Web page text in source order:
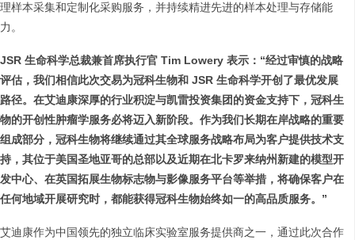
理样本采集和定制化采购服务，并持续精进先进的样本处理与存储能
力。
JSR 生命科学总裁兼首席执行官 Tim Lowery 表示：“经过审慎的战略
评估，我们相信此次交易为冠科生物和 JSR 生命科学开创了最优发展
路径。在艾迪康深厚的行业积淀与凯雷投资集团的资金支持下，冠科生
物的开创性肿瘤学服务必将迈入新阶段。作为我们长期在岸战略的重要
组成部分，冠科生物将继续通过其全球服务战略布局为客户提供技术支
持，其位于美国圣地亚哥的总部以及近期在北卡罗来纳州新建的模型开
发中心、在英国拓展生物标志物与影像服务平台等举措，将确保客户在
任何地域开展研究时，都能获得冠科生物始终如一的高品质服务。”
艾迪康作为中国领先的独立临床实验室服务提供商之一，通过此次合作